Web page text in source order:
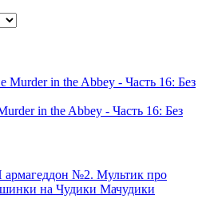
in the Abbey - Часть 16: Без
№2. Мультик про
на Чудики Мачудики